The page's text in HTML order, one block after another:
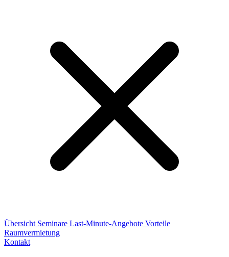
Übersicht Seminare Last-Minute-Angebote Vorteile
Raumvermietung
Kontakt